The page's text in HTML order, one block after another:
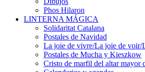
Phos Hilaron
LINTERNA MÁGICA
Solidaritat Catalana
Postales de Navidad
La joie de vivre/La joie de voir/
Postales de Mucha y Kieszkow
Cristo de marfil del altar mayor